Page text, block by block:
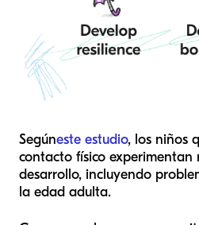
Segúneste estudio, los niños
contacto físico experimentan
desarrollo, incluyendo
la edad adulta.